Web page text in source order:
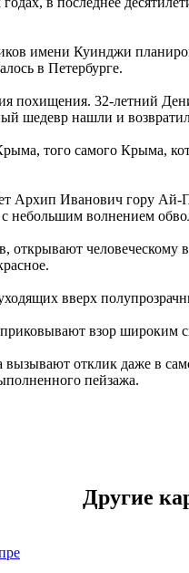
имени Куинджи
в Петербурге.
32-летний
шедевр нашли и
того самого Крыма,
Архип Иванович гору Ай-
небольшим волнением
открывают
вверх
взор широким
отклик даже в
пейзажа.
Другие